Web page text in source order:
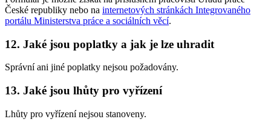
České republiky nebo na internetových stránkách Integrovaného
portálu Ministerstva práce a sociálních věcí.
12. Jaké jsou poplatky a jak je lze uhradit
Správní ani jiné poplatky nejsou požadovány.
13. Jaké jsou lhůty pro vyřízení
Lhůty pro vyřízení nejsou stanoveny.